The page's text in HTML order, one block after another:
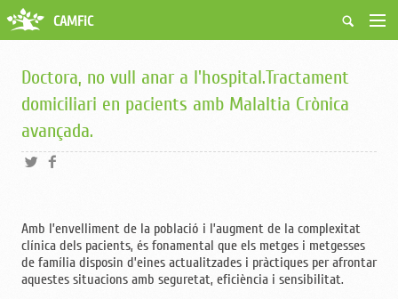
Qui som
Fes-te soci
Borsa de treball
Ciutadans
CAMFiC
Doctora, no vull anar a l'hospital.Tractament
domiciliari en pacients amb Malaltia Crònica
avançada.
Amb l’envelliment de la població i l’augment de la complexitat
clínica dels pacients, és fonamental que els metges i metgesses
de família disposin d’eines actualitzades i pràctiques per afrontar
aquestes situacions amb seguretat, eficiència i sensibilitat.